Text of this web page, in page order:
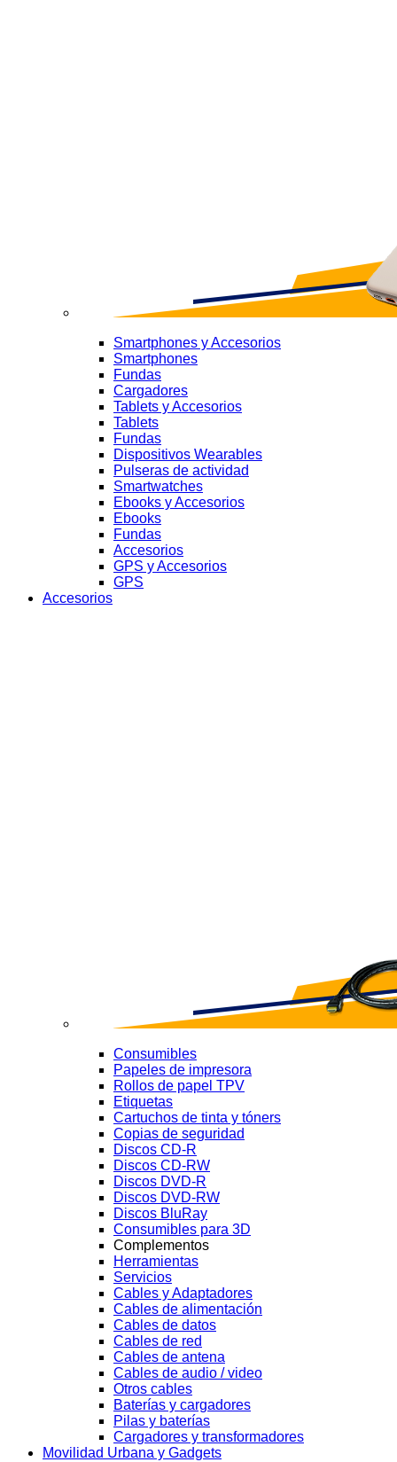
Smartphones y Accesorios
Smartphones
Fundas
Cargadores
Tablets y Accesorios
Tablets
Fundas
Dispositivos Wearables
Pulseras de actividad
Smartwatches
Ebooks y Accesorios
Ebooks
Fundas
Accesorios
GPS y Accesorios
GPS
Accesorios
Consumibles
Papeles de impresora
Rollos de papel TPV
Etiquetas
Cartuchos de tinta y tóners
Copias de seguridad
Discos CD-R
Discos CD-RW
Discos DVD-R
Discos DVD-RW
Discos BluRay
Consumibles para 3D
Complementos
Herramientas
Servicios
Cables y Adaptadores
Cables de alimentación
Cables de datos
Cables de red
Cables de antena
Cables de audio / video
Otros cables
Baterías y cargadores
Pilas y baterías
Cargadores y transformadores
Movilidad Urbana y Gadgets